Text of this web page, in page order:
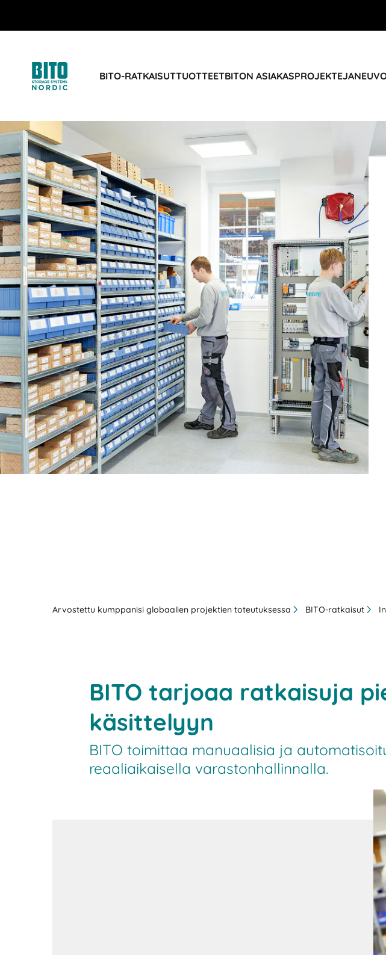
BITO-RATKAISUTTUOTTEETBITON ASIAKASPROJEKTEJA
BIT O
Arvostettu kumppanisi globaalien projektien toteutuksessa BITO-ratkaisut
BITO tarjoaa ratkaisuja
käsittelyyn
BITO toimittaa manuaalisia ja
reaaliaikaisella varastonhallinnalla.